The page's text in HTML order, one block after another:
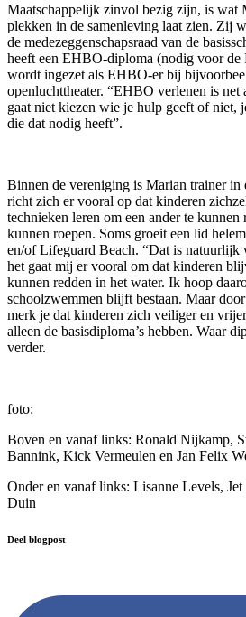
Maatschappelijk zinvol bezig zijn, is wat
plekken in de samenleving laat zien. Zij
de medezeggenschapsraad van de
heeft een EHBO-diploma (nodig voor de
wordt ingezet als EHBO-er bij
openluchttheater. “EHBO verlenen is net
gaat niet kiezen wie je hulp geeft of niet,
die dat nodig heeft”.
Binnen de vereniging is Marian trainer in
richt zich er vooral op dat kinderen
technieken leren om een ander te kunnen
kunnen roepen. Soms groeit een lid
en/of Lifeguard Beach. “Dat is natuurlijk
het gaat mij er vooral om dat kinderen
kunnen redden in het water. Ik hoop
schoolzwemmen blijft bestaan. Maar
merk je dat kinderen zich veiliger en
alleen de basisdiploma’s hebben. Waar
verder.
foto:
Boven en vanaf links: Ronald Nijkamp,
Bannink, Kick Vermeulen en Jan Felix
Onder en vanaf links: Lisanne Levels,
Duin
Deel blogpost